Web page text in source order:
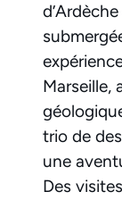
Marseille,
trio de
une
Des